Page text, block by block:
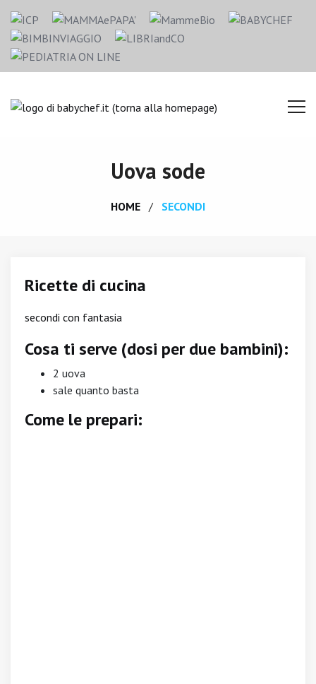
Uova sode
HOME SECONDI
Ricette di cucina
secondi con fantasia
Cosa ti serve (dosi per due bambini):
2 uova
sale quanto basta
Come le prepari: